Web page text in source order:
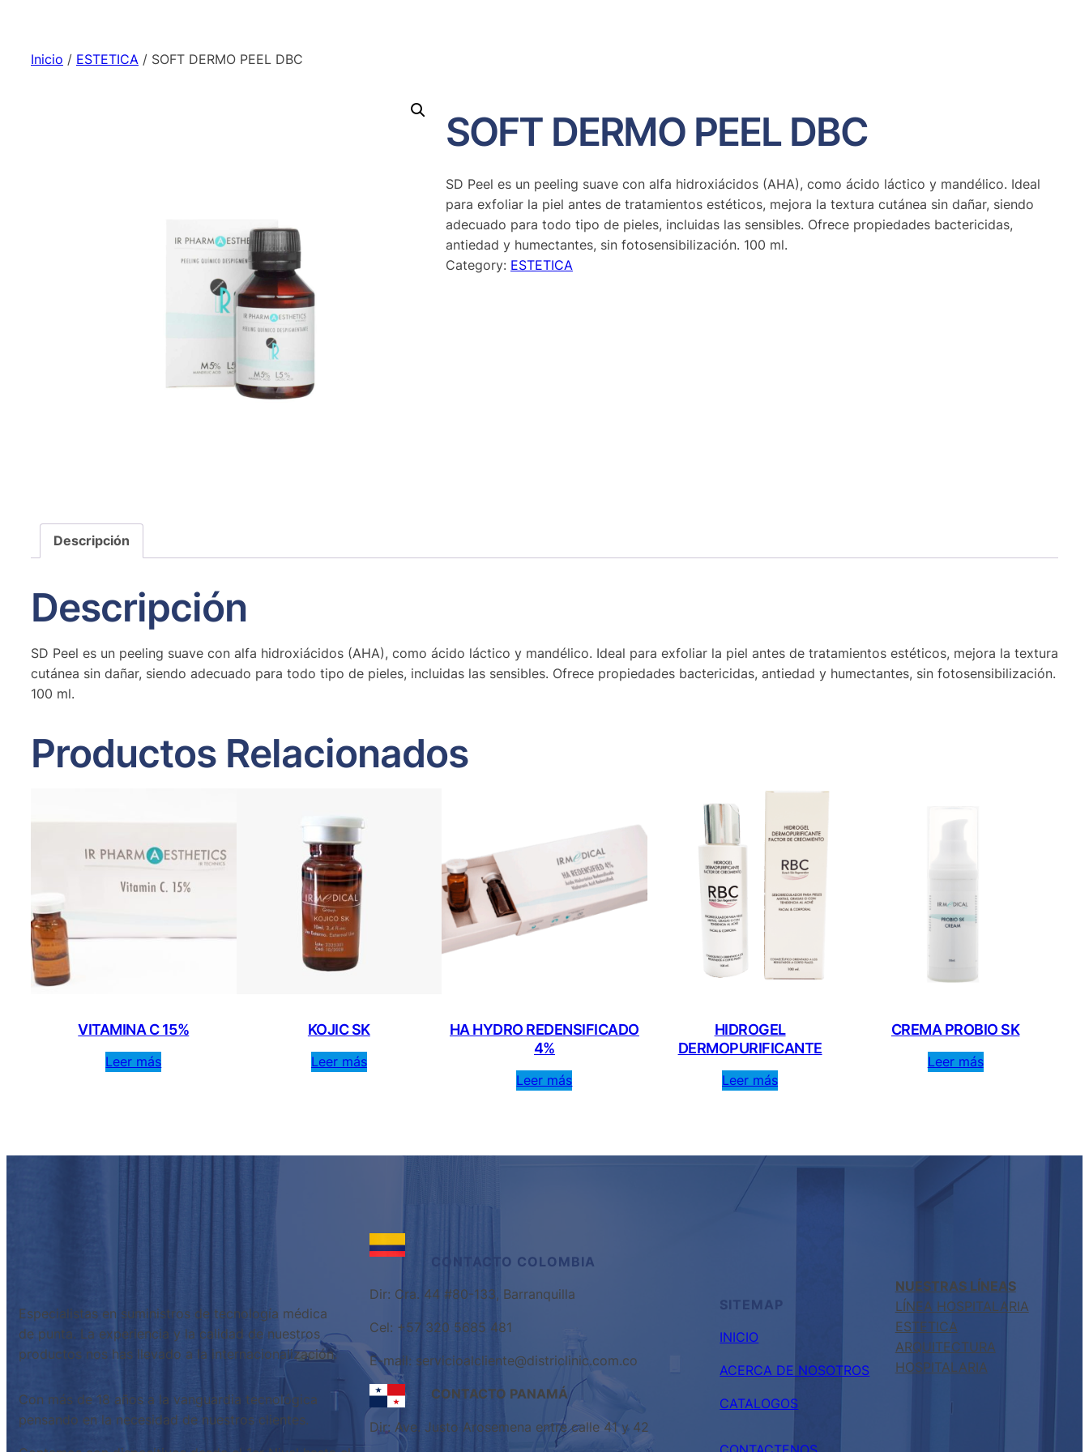
Inicio / ESTETICA / SOFT DERMO PEEL DBC
SOFT DERMO PEEL DBC
SD Peel es un peeling suave con alfa hidroxiácidos (AHA), como ácido láctico y mandélico. Ideal
para exfoliar la piel antes de tratamientos estéticos, mejora la textura cutánea sin dañar, siendo
adecuado para todo tipo de pieles, incluidas las sensibles. Ofrece propiedades bactericidas,
antiedad y humectantes, sin fotosensibilización. 100 ml.
Category: ESTETICA
Descripción
Descripción
SD Peel es un peeling suave con alfa hidroxiácidos (AHA), como ácido láctico y mandélico. Ideal para exfoliar la piel antes de tratamientos estéticos, mejora la textura
cutánea sin dañar, siendo adecuado para todo tipo de pieles, incluidas las sensibles. Ofrece propiedades bactericidas, antiedad y humectantes, sin fotosensibilización.
100 ml.
Productos Relacionados
VITAMINA C 15%
Leer más
KOJIC SK
Leer más
HA HYDRO REDENSIFICADO
4%
Leer más
HIDROGEL
DERMOPURIFICANTE
Leer más
CREMA PROBIO SK
Leer más
Especialistas en suministros de tecnología médica
de punta. La experiencia y la calidad de nuestros
productos nos has llevado a la internacionalización.
Con más de 18 años a la vanguardia tecnológica
pensando en la necesidad de nuestros clientes.
CONTACTO COLOMBIA
Dir: Cra. 44 #80-133, Barranquilla
Cel: +57 320 5685 481
E-mail: servicioalcliente@districlinic.com.co
CONTACTO PANAMÁ
Dir: Ave. Justo Arosemena entre calle 41 y 42
SITEMAP
INICIO
ACERCA DE NOSOTROS
CATALOGOS
NUESTRAS LÍNEAS
LÍNEA HOSPITALARIA
ESTETICA
ARQUITECTURA
HOSPITALARIA